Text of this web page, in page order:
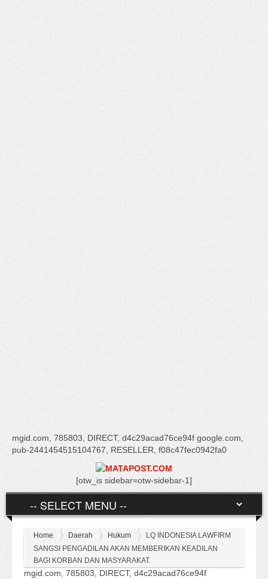
mgid.com, 785803, DIRECT, d4c29acad76ce94f google.com,
pub-2441454515104767, RESELLER, f08c47fec0942fa0
[otw_is sidebar=otw-sidebar-1]
Home Daerah Hukum
LQ INDONESIA LAWFIRM
SANGSI PENGADILAN AKAN MEMBERIKAN KEADILAN
BAGI KORBAN DAN MASYARAKAT.
mgid.com, 785803, DIRECT, d4c29acad76ce94f